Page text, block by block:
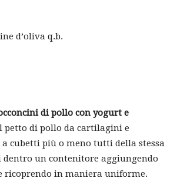
d’oliva q.b.
di pollo con yogurt e
petto di pollo da cartilagini e
cubetti più o meno tutti della stessa
un contenitore aggiungendo
ricoprendo in maniera uniforme.